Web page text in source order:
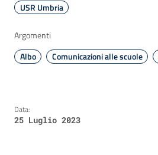
USR Umbria
Argomenti
Albo
Comunicazioni alle scuole
Data:
25 Luglio 2023